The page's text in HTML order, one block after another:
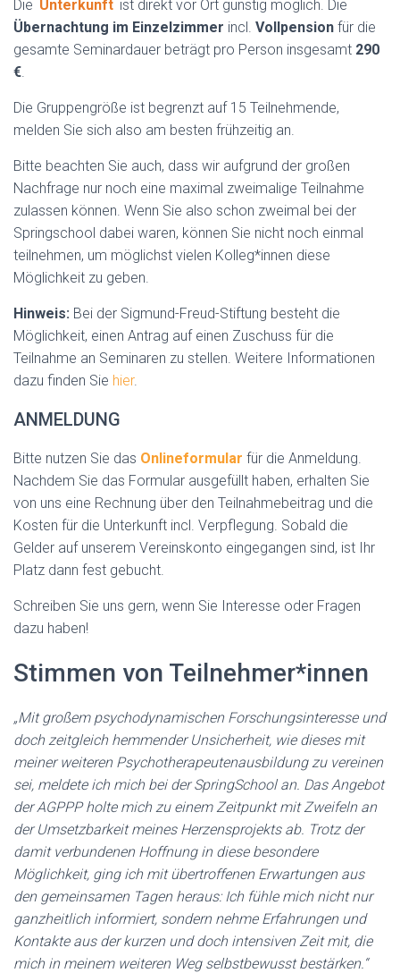
Die Unterkunft ist direkt vor Ort günstig möglich. Die
Übernachtung im Einzelzimmer incl. Vollpension für die
gesamte Seminardauer beträgt pro Person insgesamt 290
€.
Die Gruppengröße ist begrenzt auf 15 Teilnehmende,
melden Sie sich also am besten frühzeitig an.
Bitte beachten Sie auch, dass wir aufgrund der großen
Nachfrage nur noch eine maximal zweimalige Teilnahme
zulassen können. Wenn Sie also schon zweimal bei der
Springschool dabei waren, können Sie nicht noch einmal
teilnehmen, um möglichst vielen Kolleg*innen diese
Möglichkeit zu geben.
Hinweis: Bei der Sigmund-Freud-Stiftung besteht die
Möglichkeit, einen Antrag auf einen Zuschuss für die
Teilnahme an Seminaren zu stellen. Weitere Informationen
dazu finden Sie hier.
ANMELDUNG
Bitte nutzen Sie das Onlineformular für die Anmeldung.
Nachdem Sie das Formular ausgefüllt haben, erhalten Sie
von uns eine Rechnung über den Teilnahmebeitrag und die
Kosten für die Unterkunft incl. Verpflegung. Sobald die
Gelder auf unserem Vereinskonto eingegangen sind, ist Ihr
Platz dann fest gebucht.
Schreiben Sie uns gern, wenn Sie Interesse oder Fragen
dazu haben!
Stimmen von Teilnehmer*innen
„Mit großem psychodynamischen Forschungsinteresse und
doch zeitgleich hemmender Unsicherheit, wie dieses mit
meiner weiteren Psychotherapeutenausbildung zu vereinen
sei, meldete ich mich bei der SpringSchool an. Das Angebot
der AGPPP holte mich zu einem Zeitpunkt mit Zweifeln an
der Umsetzbarkeit meines Herzensprojekts ab. Trotz der
damit verbundenen Hoffnung in diese besondere
Möglichkeit, ging ich mit übertroffenen Erwartungen aus
den gemeinsamen Tagen heraus: Ich fühle mich nicht nur
ganzheitlich informiert, sondern nehme Erfahrungen und
Kontakte aus der kurzen und doch intensiven Zeit mit, die
mich in meinem weiteren Weg selbstbewusst bestärken.“